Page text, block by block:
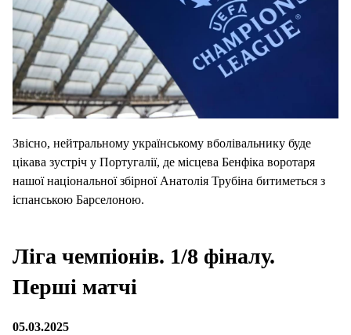
Звісно, нейтральному українському вболівальнику буде
цікава зустріч у Португалії, де місцева Бенфіка воротаря
нашої національної збірної Анатолія Трубіна битиметься з
іспанською Барселоною.
Ліга чемпіонів. 1/8 фіналу.
Перші матчі
05.03.2025